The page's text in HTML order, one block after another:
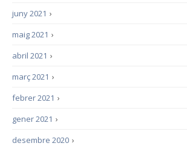
›
juny 2021
›
maig 2021
›
abril 2021
›
març 2021
›
febrer 2021
›
gener 2021
›
desembre 2020